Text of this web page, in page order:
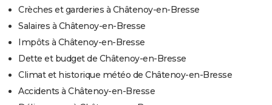
Crèches et garderies à Châtenoy-en-Bresse
Salaires à Châtenoy-en-Bresse
Impôts à Châtenoy-en-Bresse
Dette et budget de Châtenoy-en-Bresse
Climat et historique météo de Châtenoy-en-Bresse
Accidents à Châtenoy-en-Bresse